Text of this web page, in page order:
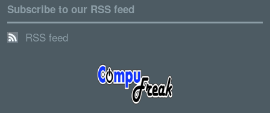
Subscribe to our RSS feed
RSS feed